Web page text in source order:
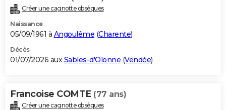
Créer une cagnotte obsèques
Naissance
05/09/1961 à Angoulême (Charente)
Décès
01/07/2026 auxSables-d'Olonne (Vendée)
Francoise COMTE (77 ans)
Créer une cagnotte obsèques